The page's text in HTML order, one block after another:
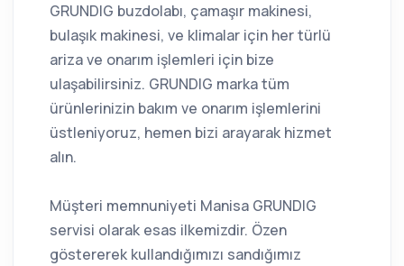
GRUNDIG buzdolabı, çamaşır makinesi,
bulaşık makinesi, ve klimalar için her türlü
ariza ve onarım işlemleri için bize
ulaşabilirsiniz. GRUNDIG marka tüm
ürünlerinizin bakım ve onarım işlemlerini
üstleniyoruz, hemen bizi arayarak hizmet
alın.
Müşteri memnuniyeti Manisa GRUNDIG
servisi olarak esas ilkemizdir. Özen
göstererek kullandığımızı sandığımız